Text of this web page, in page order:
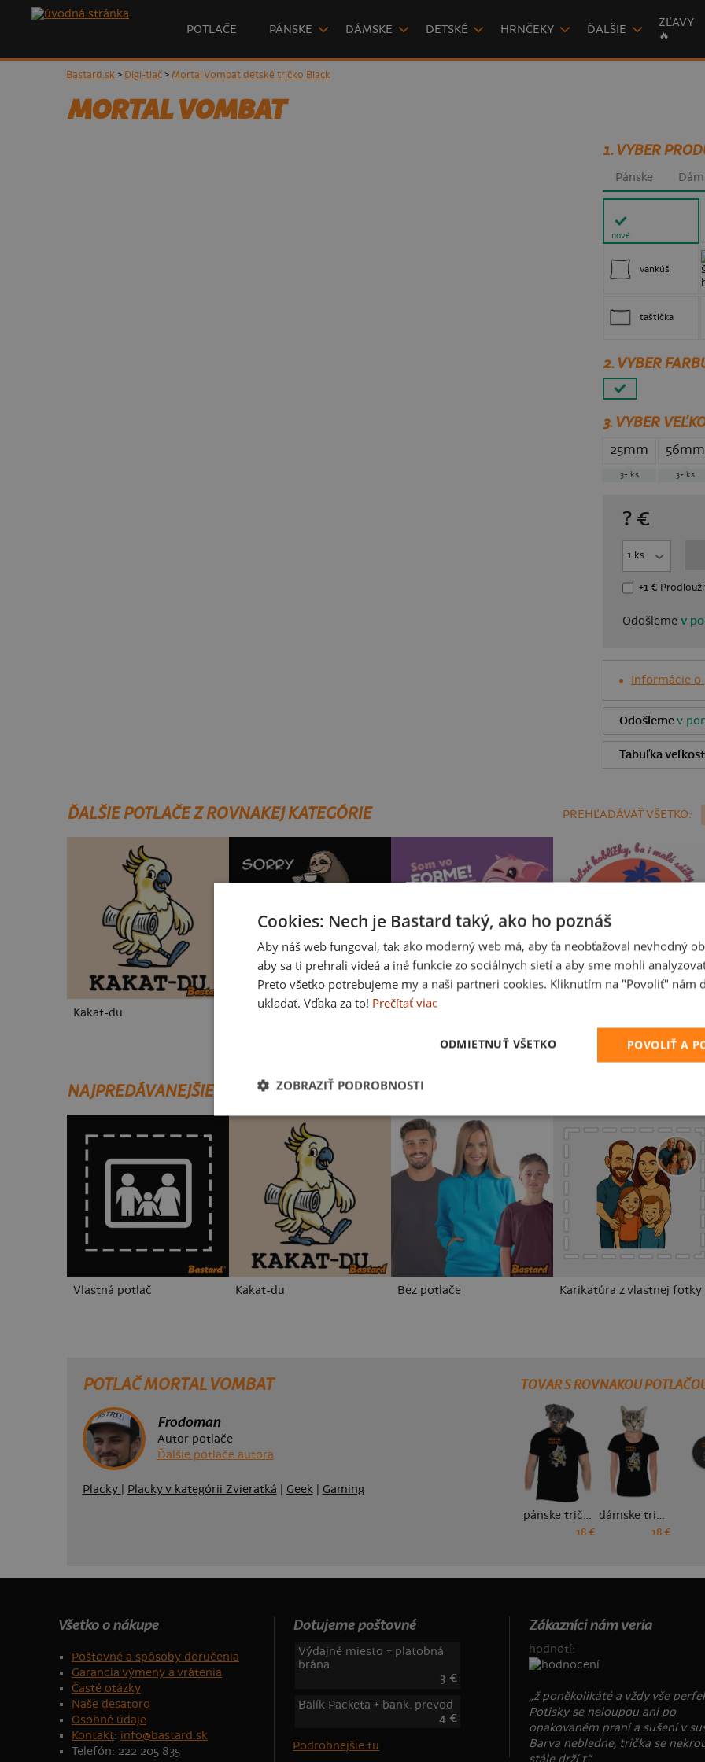
POTLAČE PÁNSKE DÁMSKE DETSKÉ HRNČEKY ĎALŠIE
ZĽAVY
🔥
Bastard.sk> Digi-tlač> Mortal Vombat detské tričko Black
MORTAL VOMBAT
1. VYBER
Pánske
nové
vankúš
taštička
2. VYBER
3.VYBER
25mm
3+ ks
56mm
3+ ks
? €
+1 €
Odošleme v
Informácie o
Odošlemev
Tabuľka
ĎALŠIE POTLAČE Z ROVNAKEJ KATEGÓRIE PREHĽADÁVAŤ VŠETKO:
Kakat-du
NAJPREDÁVANEJŠIE POTLAČE
Vlastná potlač Kakat-du Bez potlače Karikatúra z vlastnej fotky
POTLAČ MORTAL VOMBAT
Frodoman
Autor potlače
Ďalšie potlače autora
Placky Placky v kategórii Zvieratká Geek| Gaming
TOVAR S ROVNAKOU
pánske tričko
18 €
dámske tričko
18 €
Všetko o nákupe
Poštovné a spôsoby doručenia
Garancia výmeny a vrátenia
Časté otázky
Naše desatoro
Osobné údaje
Kontakt: info@bastard.sk
Telefón: 222 205 835
Dotujeme poštovné
Výdajné miesto + platobná
brána
3 €
Balík Packeta + bank. prevod
4 €
Podrobnejšie tu
Zákazníci nám veria
hodnotí:
„ž poněkolikáté a vždy vše
Potisky se neloupou ani po
opakovaném praní a sušení v
Barva nebledne, trička se
Cookies: Nech je Bastard taký, ako ho poznáš
Aby náš web fungoval, tak ako moderný web má, aby ťa neobťažoval nevhodný
aby sa ti prehrali videá a iné funkcie zo sociálnych sietí a aby sme mohli
Preto všetko potrebujeme my a naši partneri cookies. Kliknutím na "Povoliť" nám
ukladať. Vďaka za to! Prečítať viac
POVOLIŤ A
ODMIETNUŤ VŠETKO
ZOBRAZIŤ PODROBNOSTI